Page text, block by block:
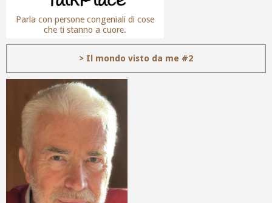
Parla con persone congeniali di cose
che ti stanno a cuore.
> Il mondo visto da me #2